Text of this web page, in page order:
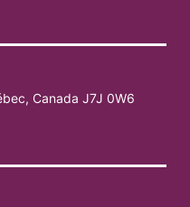
Canada J7J 0W6